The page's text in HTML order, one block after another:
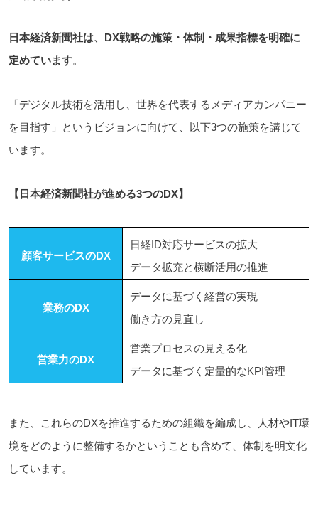
日本経済新聞社は、DX戦略の施策・体制・成果指標を明確に
定めています。
「デジタル技術を活用し、世界を代表するメディアカンパニー
を目指す」というビジョンに向けて、以下3つの施策を講じて
います。
【日本経済新聞社が進める3つのDX】
顧客サービスのDX
日経ID対応サービスの拡大
データ拡充と横断活用の推進
業務のDX
データに基づく経営の実現
働き方の見直し
営業力のDX
営業プロセスの見える化
データに基づく定量的なKPI管理
また、これらのDXを推進するための組織を編成し、人材やIT環
境をどのように整備するかということも含めて、体制を明文化
しています。